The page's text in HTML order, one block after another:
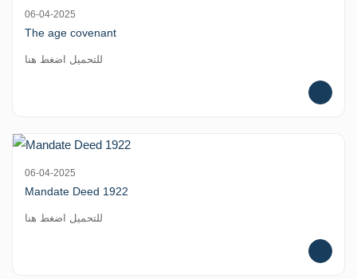
06-04-2025
The age covenant
للتحميل اضغط هنا
06-04-2025
Mandate Deed 1922
للتحميل اضغط هنا